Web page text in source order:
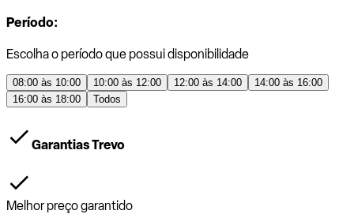
Período:
Escolha o período que possui disponibilidade
08:00 às 10:00 10:00 às 12:00 12:00 às 14:00
14:00 às 16:00
16:00 às 18:00
Todos
Garantias Trevo
Melhor preço garantido